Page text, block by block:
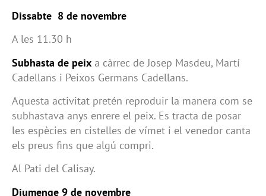
Dissabte 8 de novembre
A les 11.30 h
Subhasta de peix a càrrec de Josep Masdeu, Martí
Cadellans i Peixos Germans Cadellans.
Aquesta activitat pretén reproduir la manera com se
subhastava anys enrere el peix. Es tracta de posar
les espècies en cistelles de vímet i el venedor canta
els preus fins que algú compri.
Al Pati del Calisay.
Diumenge 9 de novembre